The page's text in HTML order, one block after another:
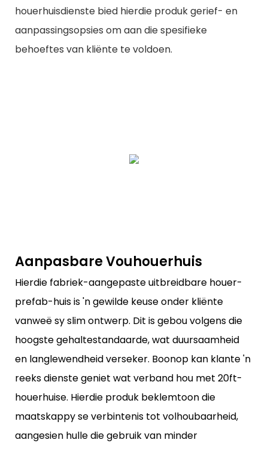
houerhuisdienste bied hierdie produk gerief- en
aanpassingsopsies om aan die spesifieke
behoeftes van kliënte te voldoen.
Aanpasbare Vouhouerhuis
Hierdie fabriek-aangepaste uitbreidbare houer-
prefab-huis is 'n gewilde keuse onder kliënte
vanweë sy slim ontwerp. Dit is gebou volgens die
hoogste gehaltestandaarde, wat duursaamheid
en langlewendheid verseker. Boonop kan klante 'n
reeks dienste geniet wat verband hou met 20ft-
houerhuise. Hierdie produk beklemtoon die
maatskappy se verbintenis tot volhoubaarheid,
aangesien hulle die gebruik van minder